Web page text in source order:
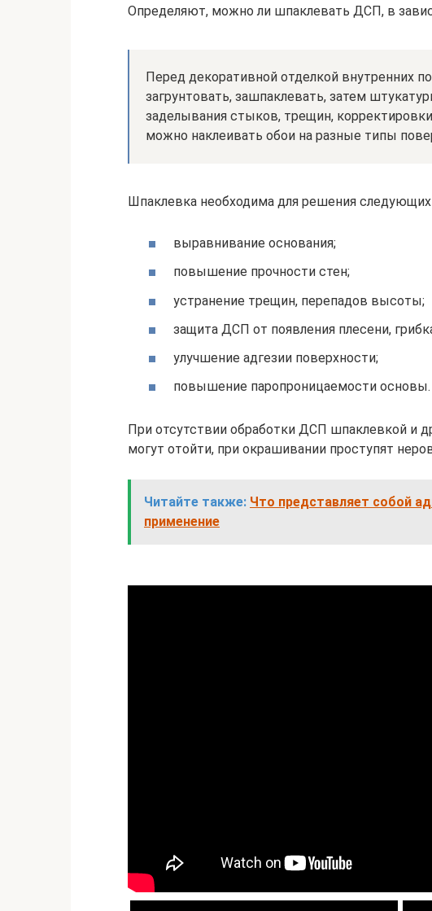
Определяют, можно ли шпаклевать ДСП, в
Перед декоративной отделкой внутренних
загрунтовать, зашпаклевать, затем
заделывания стыков, трещин,
можно наклеивать обои на разные типы
Шпаклевка необходима для решения следующих
выравнивание основания;
повышение прочности стен;
устранение трещин, перепадов высоты;
защита ДСП от появления плесени,
улучшение адгезии поверхности;
повышение паропроницаемости основы.
При отсутствии обработки ДСП шпаклевкой и
могут отойти, при окрашивании проступят
Читайте также: Что представляет собой
применение